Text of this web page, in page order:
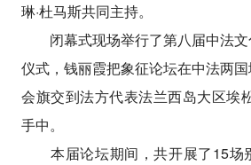
琳·杜马斯共同主持。
闭幕式现场举行了第八届中法文
仪式，钱丽霞把象征论坛在中法两
会旗交到法方代表法兰西岛大区埃
手中。
本届论坛期间，共开展了15场